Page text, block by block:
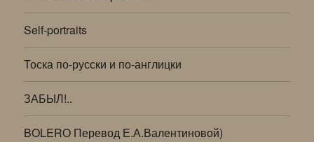
Self-portraits
Тоска по-русски и по-англицки
ЗАБЫЛ!..
BOLERO Перевод Е.А.Валентиновой)